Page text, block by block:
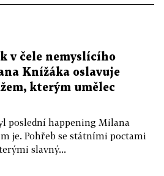
v čele nemyslícího
Knížáka oslavuje
kterým umělec
poslední happening Milana
je. Pohřeb se státními poctami
slavný...